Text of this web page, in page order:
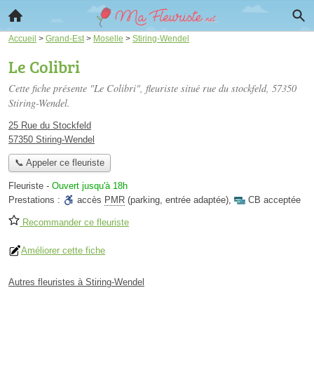
Accueil > Grand-Est > Moselle > Stiring-Wendel
Le Colibri
Cette fiche présente "Le Colibri", fleuriste situé rue du stockfeld, 57350
Stiring-Wendel.
25 Rue du Stockfeld
57350 Stiring-Wendel
📞 Appeler ce fleuriste
Fleuriste - Ouvert jusqu'à 18h
Prestations :
accès PMR (parking, entrée adaptée), CB acceptée
Recommander ce fleuriste
Améliorer cette fiche
Autres fleuristes à Stiring-Wendel